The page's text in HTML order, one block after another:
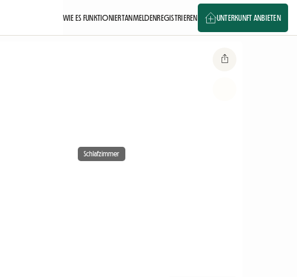
WIE ES FUNKTIONIERTANMELDENREGISTRIEREN UNTERKUNFT ANBIETEN
Schlafzimmer